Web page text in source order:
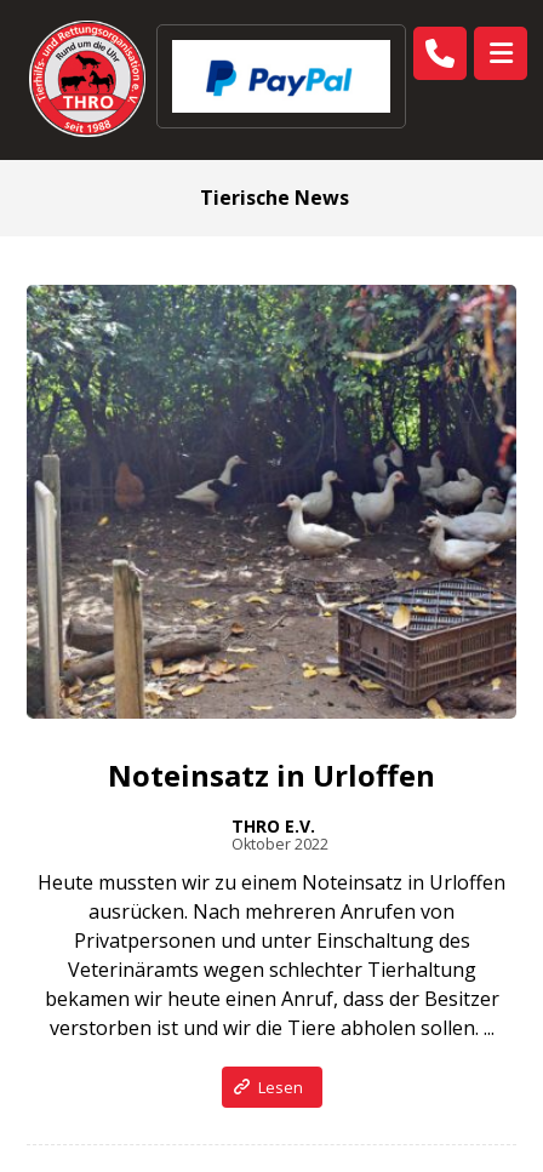
Tierische News
Noteinsatz in Urloffen
THRO E.V.
Oktober 2022
Heute mussten wir zu einem Noteinsatz in Urloffen
ausrücken. Nach mehreren Anrufen von
Privatpersonen und unter Einschaltung des
Veterinäramts wegen schlechter Tierhaltung
bekamen wir heute einen Anruf, dass der Besitzer
verstorben ist und wir die Tiere abholen sollen. ...
Lesen